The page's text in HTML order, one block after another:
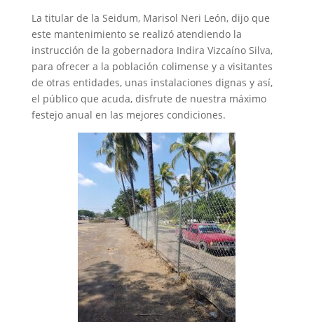
La titular de la Seidum, Marisol Neri León, dijo que
este mantenimiento se realizó atendiendo la
instrucción de la gobernadora Indira Vizcaíno Silva,
para ofrecer a la población colimense y a visitantes
de otras entidades, unas instalaciones dignas y así,
el público que acuda, disfrute de nuestra máximo
festejo anual en las mejores condiciones.